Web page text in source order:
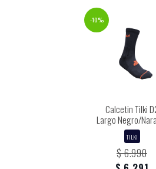
-10%
Calcetin Tilki
Largo Negro/
TILKI
$ 6.990